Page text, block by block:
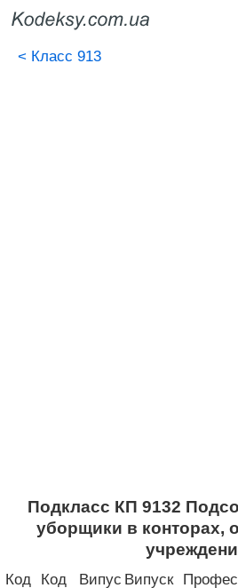
< Класс 913
Подкласс КП 9132
уборщики в конторах,
Код
Код
Випус Випуск